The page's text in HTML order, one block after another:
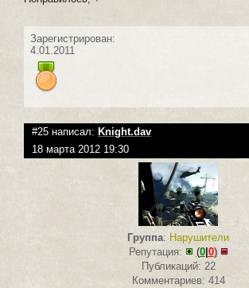
Зарегистрирован:
4.01.2011
#25 написал: Knight.dav
18 марта 2012 19:30
Группа: Нарушители
Репутация:
(0| 0)
Публикаций: 22
Комментариев: 414